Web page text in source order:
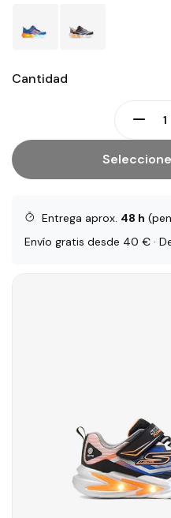
Cantidad
Entrega aprox. 48 h
Envío gratis desde 40 € ·